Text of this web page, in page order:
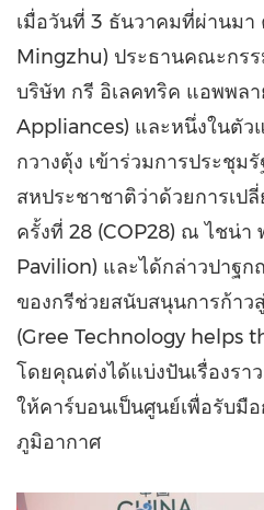
เมื่อวันที่ 3 ธันวาคมที่ผ่านม
Mingzhu) ประธานคณะกร
บริษัท กรี อิเลคทริค แอพพล
Appliances) และหนึ่งในตั
กวางตุ้ง เข้าร่วมการประชุ
สหประชาชาติว่าด้วยการเป
ครั้งที่ 28 (COP28) ณ ไชน่า
Pavilion) และได้กล่าวปาฐก
ของกรีช่วยสนับสนุนการก้าว
(Gree Technology helps
โดยคุณต่งได้แบ่งปันเรื่องรา
ให้คาร์บอนเป็นศูนย์เพื่อรับมื
ภูมิอากาศ